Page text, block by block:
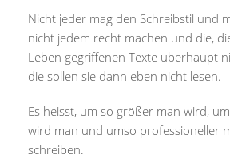
Nicht jeder mag den Schreibstil und
nicht jedem recht machen und die,
Leben gegriffenen Texte überhaupt
die sollen sie dann eben nicht lesen.
Es heisst, um so größer man wird,
wird man und umso professioneller
schreiben.